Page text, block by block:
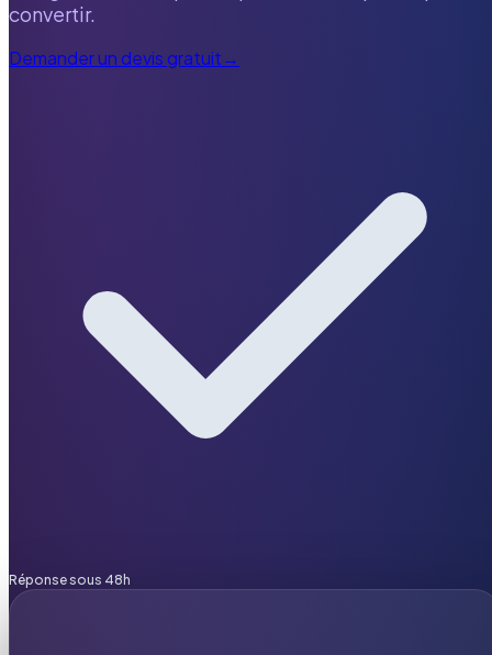
convertir.
Demander un devis gratuit→
Réponse sous 48h